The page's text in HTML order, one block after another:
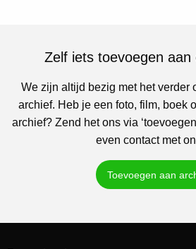
Zelf iets toevoegen aan
We zijn altijd bezig met het verder
archief. Heb je een foto, film, boek
archief? Zend het ons via
even contact met
Toevoegen aan